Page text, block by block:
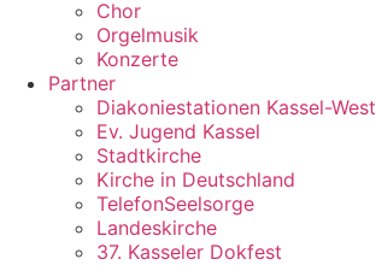
Chor
Orgelmusik
Konzerte
Partner
Diakoniestationen Kassel-West
Ev. Jugend Kassel
Stadtkirche
Kirche in Deutschland
TelefonSeelsorge
Landeskirche
37. Kasseler Dokfest